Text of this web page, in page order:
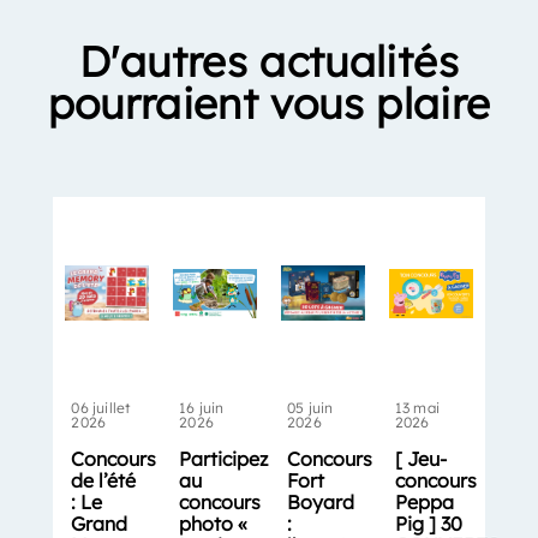
D'autres actualités
pourraient vous plaire
06 juillet
2026
Concours
de l’été
: Le
Grand
16 juin
2026
Participez
au
concours
photo «
05 juin
2026
Concours
Fort
Boyard
:
13 mai
2026
[ Jeu-
concours
Peppa
Pig ] 30